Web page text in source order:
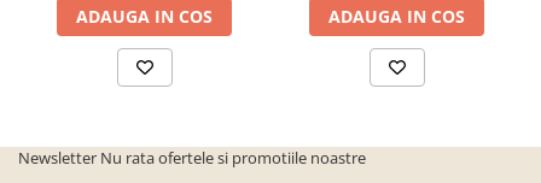
ADAUGA IN COS ADAUGA IN COS
Newsletter Nu rata ofertele si promotiile noastre